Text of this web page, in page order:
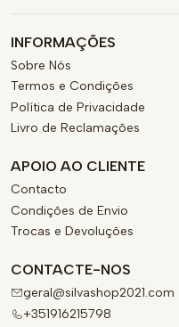
INFORMAÇÕES
Sobre Nós
Termos e Condições
Política de Privacidade
Livro de Reclamações
APOIO AO CLIENTE
Contacto
Condições de Envio
Trocas e Devoluções
CONTACTE-NOS
geral@silvashop2021.com
+351916215798